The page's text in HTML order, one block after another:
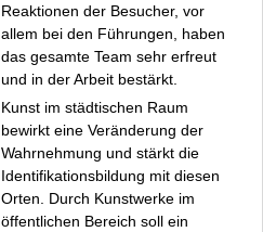
Reaktionen der Besucher, vor
allem bei den Führungen, haben
das gesamte Team sehr erfreut
und in der Arbeit bestärkt.
Kunst im städtischen Raum
bewirkt eine Veränderung der
Wahrnehmung und stärkt die
Identifikationsbildung mit diesen
Orten. Durch Kunstwerke im
öffentlichen Bereich soll ein